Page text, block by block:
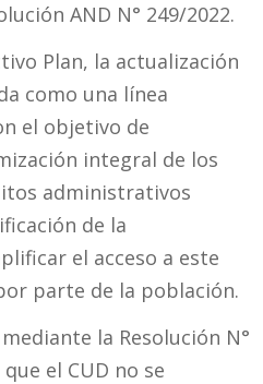
AND N° 249/2022.
Plan, la actualización
como una línea
el objetivo de
integral de los
administrativos
de la
el acceso a este
parte de la población.
la Resolución N°
el CUD no se